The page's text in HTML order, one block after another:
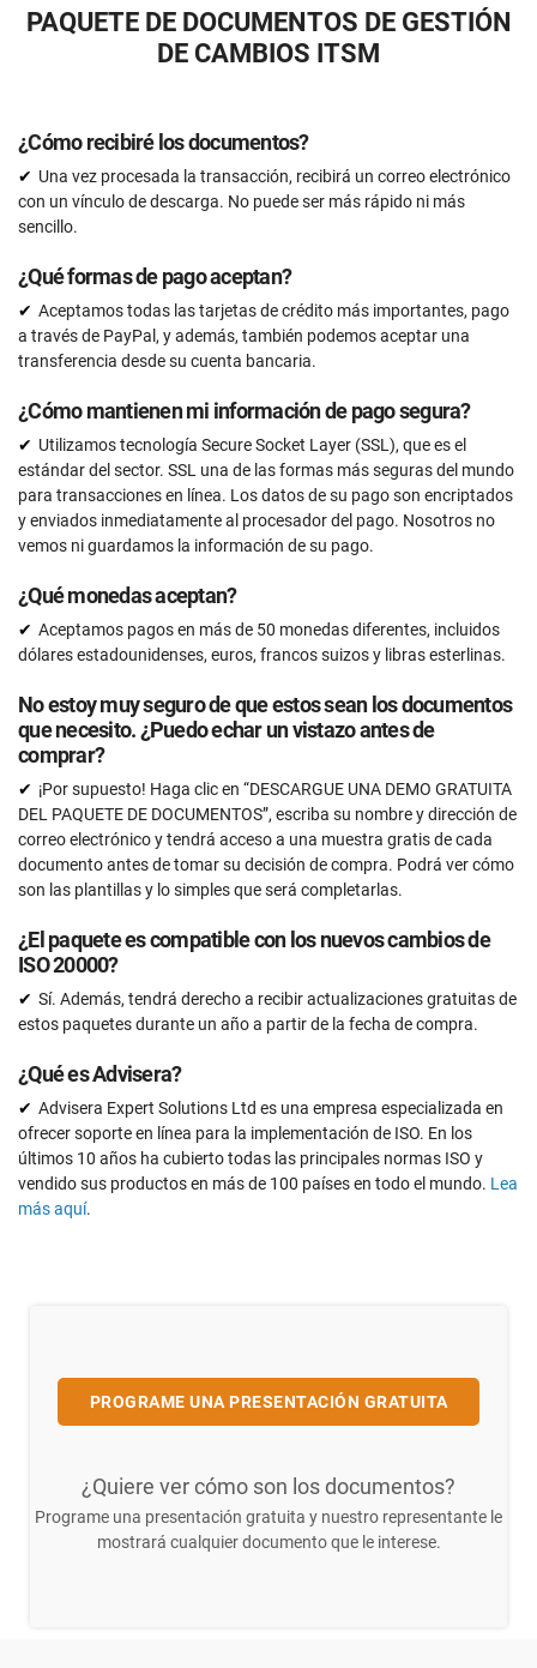
PAQUETE DE DOCUMENTOS DE GESTIÓN
DE CAMBIOS ITSM
¿Cómo recibiré los documentos?
Una vez procesada la transacción, recibirá un correo electrónico
con un vínculo de descarga. No puede ser más rápido ni más
sencillo.
¿Qué formas de pago aceptan?
Aceptamos todas las tarjetas de crédito más importantes, pago
a través de PayPal, y además, también podemos aceptar una
transferencia desde su cuenta bancaria.
¿Cómo mantienen mi información de pago segura?
Utilizamos tecnología Secure Socket Layer (SSL), que es el
estándar del sector. SSL una de las formas más seguras del mundo
para transacciones en línea. Los datos de su pago son encriptados
y enviados inmediatamente al procesador del pago. Nosotros no
vemos ni guardamos la información de su pago.
¿Qué monedas aceptan?
Aceptamos pagos en más de 50 monedas diferentes, incluidos
dólares estadounidenses, euros, francos suizos y libras esterlinas.
No estoy muy seguro de que estos sean los documentos
que necesito. ¿Puedo echar un vistazo antes de
comprar?
¡Por supuesto! Haga clic en “DESCARGUE UNA DEMO GRATUITA
DEL PAQUETE DE DOCUMENTOS”, escriba su nombre y dirección de
correo electrónico y tendrá acceso a una muestra gratis de cada
documento antes de tomar su decisión de compra. Podrá ver cómo
son las plantillas y lo simples que será completarlas.
¿El paquete es compatible con los nuevos cambios de
ISO 20000?
Sí. Además, tendrá derecho a recibir actualizaciones gratuitas de
estos paquetes durante un año a partir de la fecha de compra.
¿Qué es Advisera?
Advisera Expert Solutions Ltd es una empresa especializada en
ofrecer soporte en línea para la implementación de ISO. En los
últimos 10 años ha cubierto todas las principales normas ISO y
vendido sus productos en más de 100 países en todo el mundo. Lea
más aquí.
PROGRAME UNA PRESENTACIÓN GRATUITA
¿Quiere ver cómo son los documentos?
Programe una presentación gratuita y nuestro representante le
mostrará cualquier documento que le interese.